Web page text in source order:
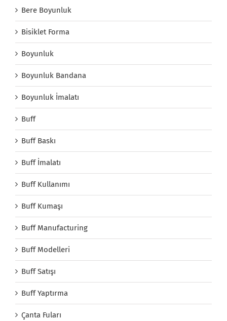
Bere Boyunluk
Bisiklet Forma
Boyunluk
Boyunluk Bandana
Boyunluk İmalatı
Buff
Buff Baskı
Buff İmalatı
Buff Kullanımı
Buff Kumaşı
Buff Manufacturing
Buff Modelleri
Buff Satışı
Buff Yaptırma
Çanta Fuları